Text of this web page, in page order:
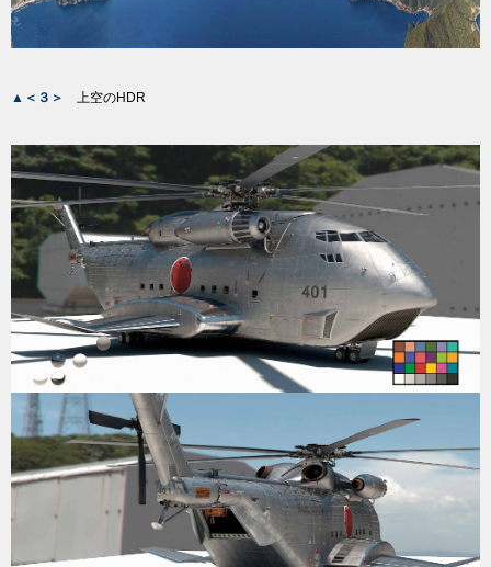
▲＜３＞ 上空のHDR